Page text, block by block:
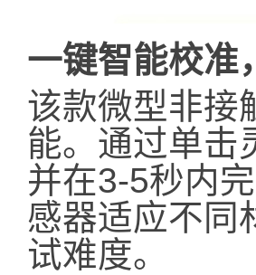
一键智能校准
该款微型非接
能。通过单击
并在3-5秒内
感器适应不同
试难度。